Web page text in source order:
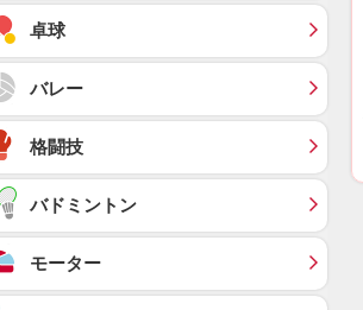
卓球
バレー
格闘技
バドミントン
モーター